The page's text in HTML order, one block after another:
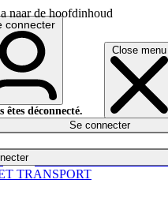
naar de hoofdinhoud
Close menu
connecter
êtes déconnecté.
Se connecter
TRANSPORT